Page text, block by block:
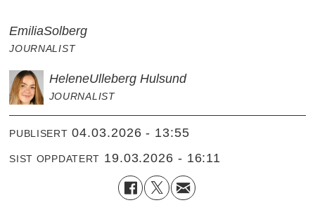
EmiliaSolberg
JOURNALIST
HeleneUlleberg Hulsund
JOURNALIST
PUBLISERT 04.03.2026 - 13:55
SIST OPPDATERT 19.03.2026 - 16:11